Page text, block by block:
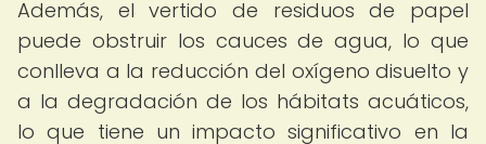
Además, el vertido de residuos de papel
puede obstruir los cauces de agua, lo que
conlleva a la reducción del oxígeno disuelto y
a la degradación de los hábitats acuáticos,
lo que tiene un impacto significativo en la